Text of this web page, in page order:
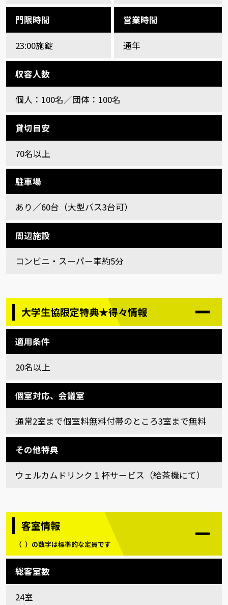
門限時間
23:00施錠
営業時間
通年
収容人数
個人：100名／団体：100名
貸切目安
70名以上
駐車場
あり／60台（大型バス3台可）
周辺施設
コンビニ・スーパー車約5分
大学生協限定特典★得々情報
適用条件
20名以上
個室対応、会議室
通常2室まで個室料無料付帯のところ3室まで無料
その他特典
ウェルカムドリンク１杯サービス（給茶機にて）
客室情報
（ ）の数字は標準的な定員です
総客室数
24室